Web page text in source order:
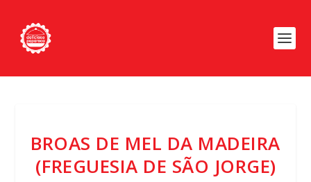
BROAS DE MEL DA MADEIRA
(FREGUESIA DE SÃO JORGE)